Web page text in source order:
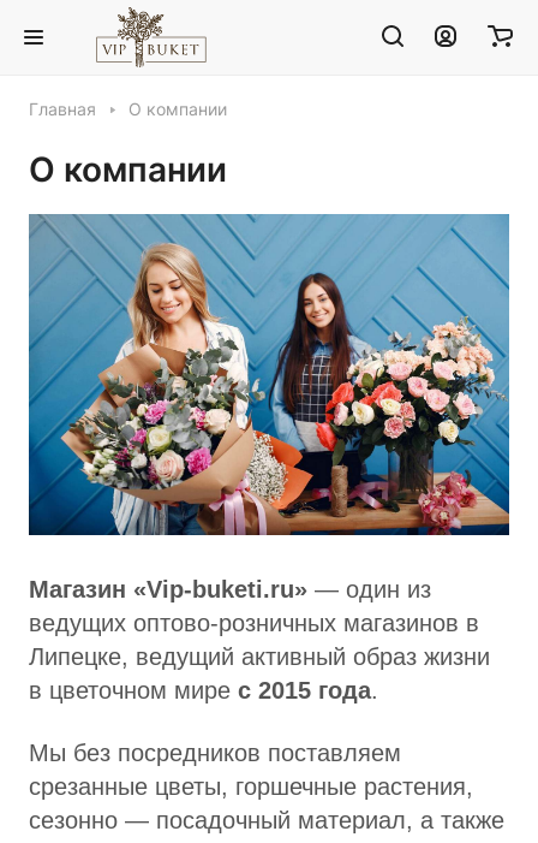
Главная О компании
О компании
Магазин «Vip-buketi.ru» — один из
ведущих оптово-розничных магазинов в
Липецке, ведущий активный образ жизни
в цветочном мире с 2015 года.
Мы без посредников поставляем
срезанные цветы, горшечные растения,
сезонно — посадочный материал, а также